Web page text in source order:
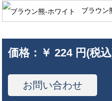
ブラウン
価格： ￥ 224 円(税
お問い合わせ